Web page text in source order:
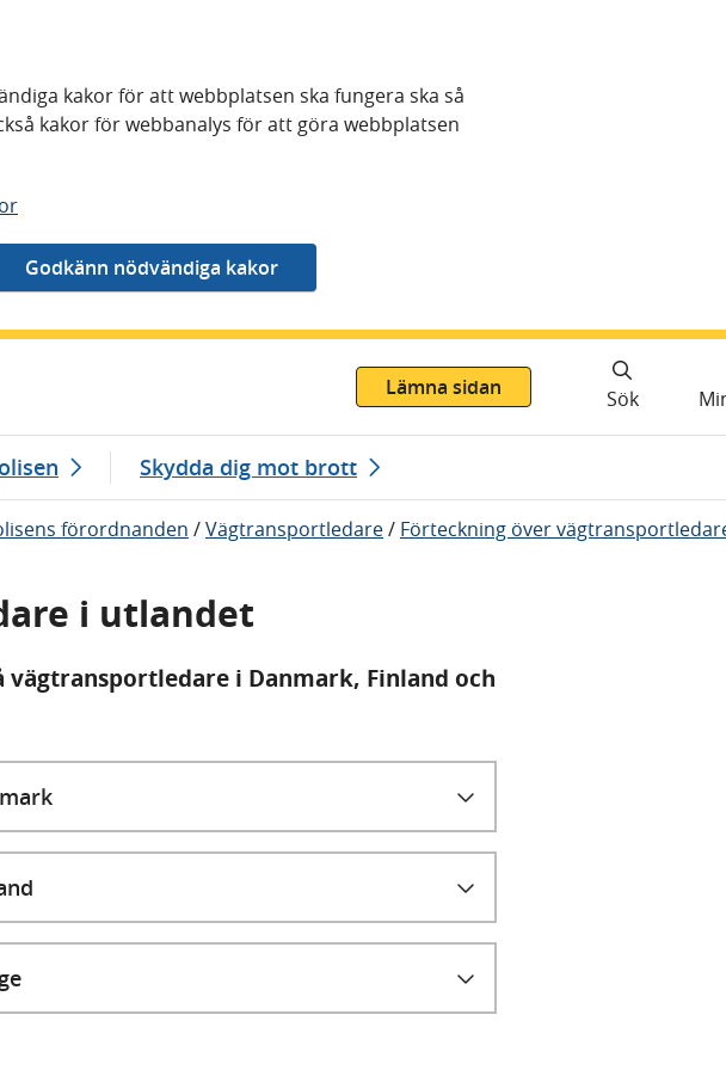
kakor för att webbplatsen ska fungera ska så
kakor för webbanalys för att göra webbplatsen
Lämna sidan
Sök
Skydda dig mot brott
förordnanden /Vägtransportledare/ Förteckning över
i utlandet
vägtransportledare i Danmark, Finland och